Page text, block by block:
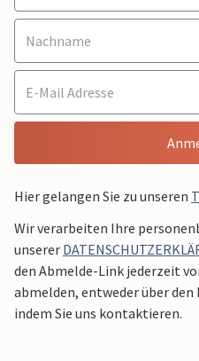
Hier gelangen Sie zu unseren
Wir verarbeiten Ihre
unserer
den Abmelde-Link jederzeit
abmelden, entweder über den
indem Sie uns kontaktieren.